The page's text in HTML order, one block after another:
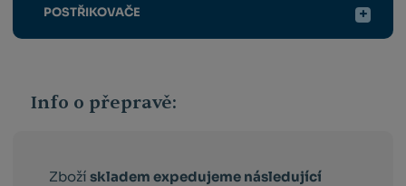
POSTŘIKOVAČE
Info o přepravě:
Zbožískladem expedujeme následující